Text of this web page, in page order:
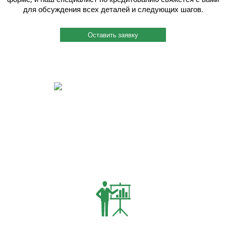
для обсуждения всех деталей и следующих шагов.
Оставить заявку